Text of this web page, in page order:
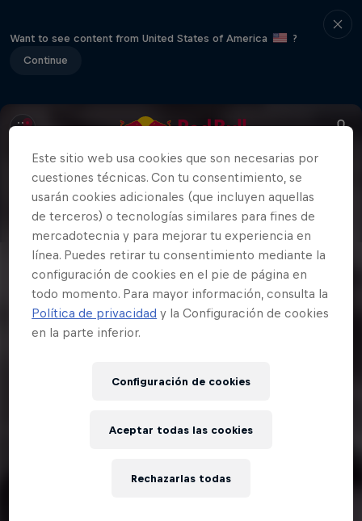
Want to see content from United States of America
?
Continue
Este sitio web usa cookies que son necesarias por
cuestiones técnicas. Con tu consentimiento, se
usarán cookies adicionales (que incluyen aquellas
de terceros) o tecnologías similares para fines de
mercadotecnia y para mejorar tu experiencia en
línea. Puedes retirar tu consentimiento mediante la
configuración de cookies en el pie de página en
todo momento. Para mayor información, consulta la
Política de privacidad y la Configuración de cookies
en la parte inferior.
Configuración de cookies
Rechazarlas todas
Aceptar todas las cookies